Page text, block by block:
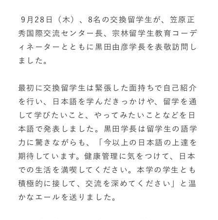
9月28日（木）、8名の交換留学生が、笠原正
秀国際交流センター長、宗林留学生教育コーデ
ィネーターとともに黒田由彦学長を表敬訪問し
ました。
最初に交換留学生は緊張した面持ちで自己紹介
を行い、日本語を学んだきっかけや、留学を通
して学びたいこと、やってみたいことなどを日
本語で発表しました。黒田学長は留学生の語学
力に驚きながらも、「今以上の日本語の上達を
期待しています。健康管理に気をつけて、日本
での生活を満喫してください。本学の学生とも
積極的に接して、交流を深めてください」と温
かなエールを送りました。